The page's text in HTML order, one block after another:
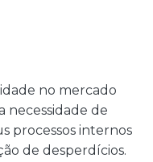
no mercado
necessidade de
processos internos
de desperdícios.